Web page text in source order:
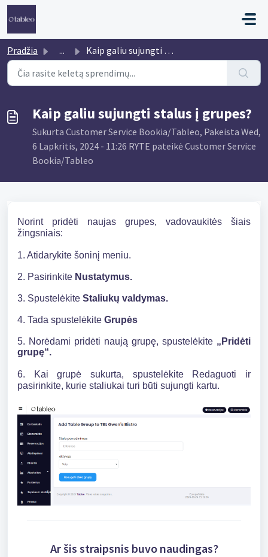
Pereiti prie pagrindinio turinio
Pradžia ... Kaip galiu sujungti stalus į grupes?
Kaip galiu sujungti stalus į grupes?
Sukurta Customer Service Bookia/Tableo, Pakeista Wed,
6 Lapkritis, 2024 - 11:26 RYTE pateikė Customer Service
Bookia/Tableo
Norint pridėti naujas grupes, vadovaukitės šiais
žingsniais:
1. Atidarykite šoninį meniu.
2. Pasirinkite Nustatymus.
3. Spustelėkite Staliukų valdymas.
4. Tada spustelėkite Grupės
5. Norėdami pridėti naują grupę, spustelėkite „Pridėti
grupę“.
6. Kai grupė sukurta, spustelėkite Redaguoti ir
pasirinkite, kurie staliukai turi būti sujungti kartu.
Ar šis straipsnis buvo naudingas?